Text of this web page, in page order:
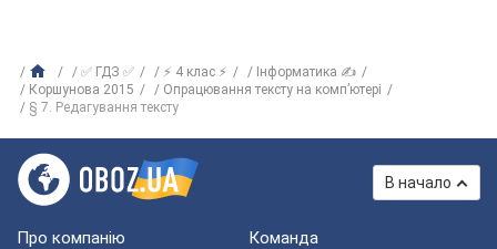
✅ ГДЗ ✅ ⚡ 4 клас ⚡
Інформатика ✍
Коршунова 2015
Опрацювання тексту на комп’ютері
§ 7. Редагування тексту
В начало
Про компанію Команда